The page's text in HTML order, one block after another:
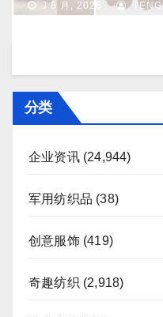
J 8 月, 2026 TENG
分类
企业资讯(24,944)
军用纺织品 (38)
创意服饰(419)
奇趣纺织 (2,918)